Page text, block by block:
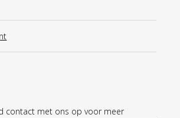
contact met ons op voor meer